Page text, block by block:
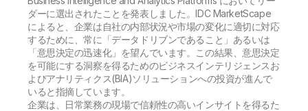
ダーに選出されたことを発表しました。IDC MarketScape
によると、企業は自社の内部状況や市場の変化に適切に対応
するために、常に「データドリブンであること」あるいは
「意思決定の迅速化」を望んでいます。この結果、意思決定
を可能にする洞察を得るためのビジネスインテリジェンスお
よびアナリティクス(BIA)ソリューションへの投資が進んで
いると指摘しています。
企業は、日常業務の現場で信頼性の高いインサイトを得るた